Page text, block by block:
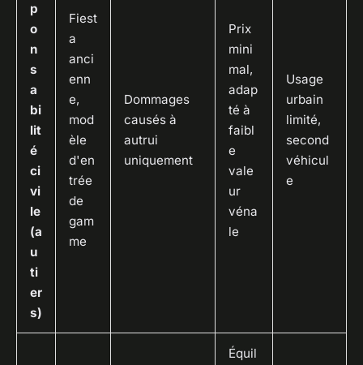
p
o
n
s
a
bi
lit
é
ci
vi
le
(a
u
ti
er
s)
Fiest
a
anci
enn
e,
mod
èle
d'en
trée
de
gam
me
Dommages
causés à
autrui
uniquement
Prix
mini
mal,
adap
té à
faibl
e
vale
ur
véna
le
Usage
urbain
limité,
second
véhicul
e
Équil